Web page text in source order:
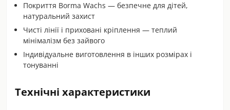
Покриття Borma Wachs — безпечне для дітей,
натуральний захист
Чисті лінії і приховані кріплення — теплий
мінімалізм без зайвого
Індивідуальне виготовлення в інших розмірах і
тонуванні
Технічні характеристики